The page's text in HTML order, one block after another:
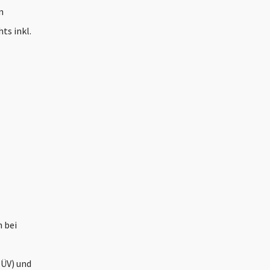
inkl.
bei
und